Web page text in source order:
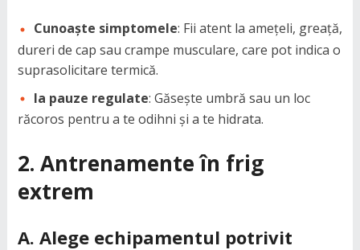
Cunoaște simptomele: Fii atent la amețeli, greață,
dureri de cap sau crampe musculare, care pot indica o
suprasolicitare termică.
Ia pauze regulate: Găsește umbră sau un loc
răcoros pentru a te odihni și a te hidrata.
2. Antrenamente în frig
extrem
A. Alege echipamentul potrivit